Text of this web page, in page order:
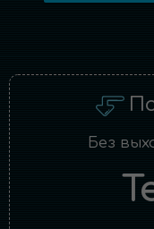
Без